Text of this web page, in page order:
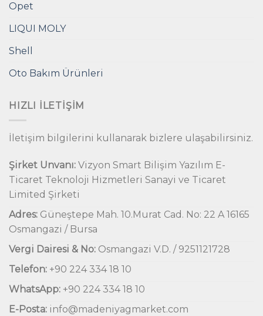
Opet
LIQUI MOLY
Shell
Oto Bakım Ürünleri
HIZLI İLETIŞIM
İletişim bilgilerini kullanarak bizlere ulaşabilirsiniz.
Şirket Unvanı: Vizyon Smart Bilişim Yazılım E-
Ticaret Teknoloji Hizmetleri Sanayi ve Ticaret
Limited Şirketi
Adres: Güneştepe Mah. 10.Murat Cad. No: 22 A 16165
Osmangazi / Bursa
Vergi Dairesi & No: Osmangazi V.D. / 9251121728
Telefon: +90 224 334 18 10
WhatsApp: +90 224 334 18 10
E-Posta: info@madeniyagmarket.com